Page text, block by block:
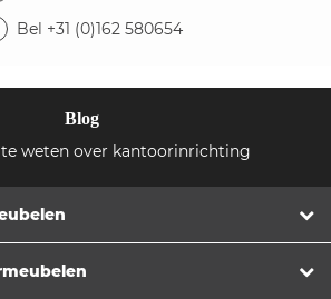
Bel +31 (0)162 580654
Blog
weten over kantoorinrichting